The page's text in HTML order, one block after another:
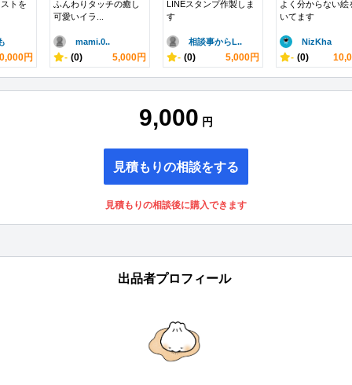
トを
円
ふんわりタッチの癒し
可愛いイラ...
mami.0..
- (0) 5,000円
LINEスタンプ作製しま
す
相談事からL..
- (0) 5,000円
よく分からない絵
いてます
NizKha
- (0)
9,000 円
見積もりの相談をする
見積もりの相談後に購入できます
出品者プロフィール